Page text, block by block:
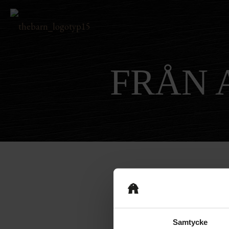
Samtycke
FRÅN
The Bok